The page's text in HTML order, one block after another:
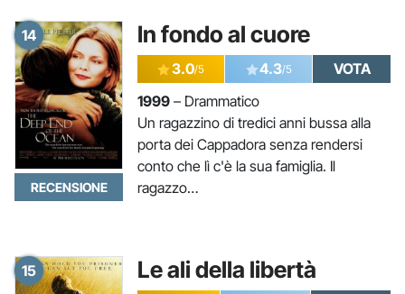
14 In fondo al cuore
RECENSIONE
3.0/5 4.3/5
VOTA
1999 – Drammatico
Un ragazzino di tredici anni bussa alla
porta dei Cappadora senza rendersi
conto che lì c'è la sua famiglia. Il
ragazzo…
15 Le ali della libertà